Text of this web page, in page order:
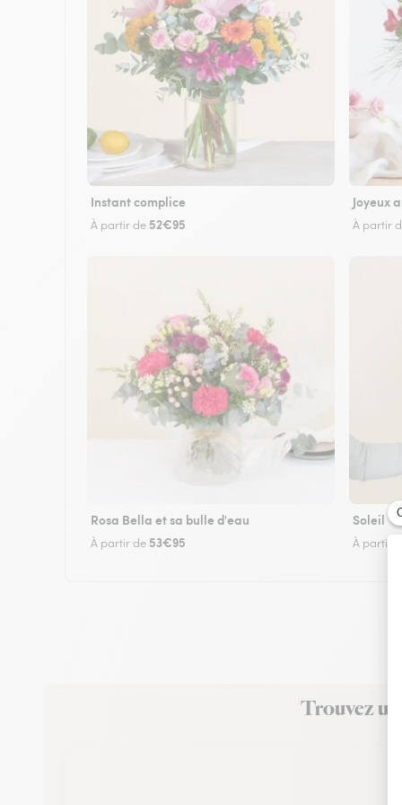
Instant complice
À partir de 52€95
Joyeux
À partir
Rosa Bella et sa bulle d'eau
À partir de 53€95
Soleil
À partir
Trouvez